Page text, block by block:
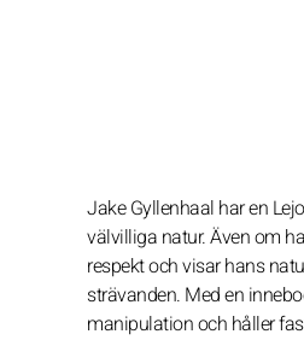
Jake Gyllenhaal har en
välvilliga natur. Även om
respekt och visar hans
strävanden. Med en
manipulation och håller